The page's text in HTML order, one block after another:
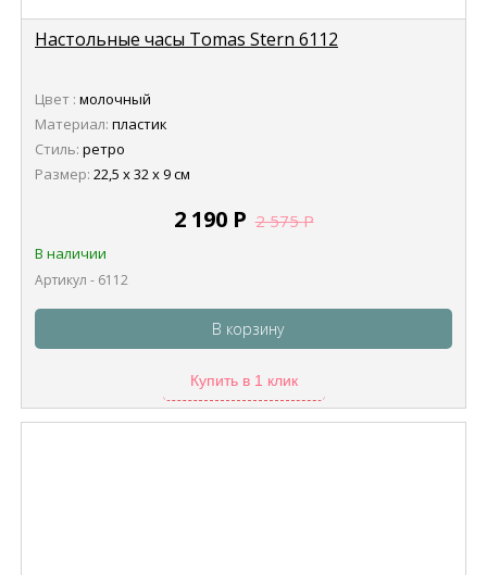
Настольные часы Tomas Stern 6112
Цвет : молочный
Материал: пластик
Стиль: ретро
Размер: 22,5 х 32 х 9 см
2 190 Р 2 575Р
В наличии
Артикул - 6112
В корзину
Купить в 1 клик